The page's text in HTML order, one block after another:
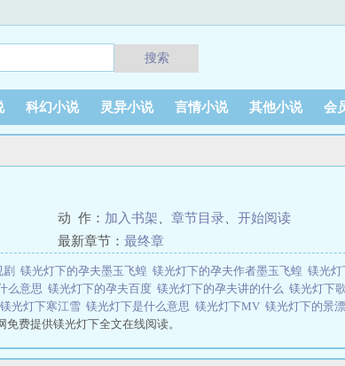
搜索
科幻小说 灵异小说 言情小说 其他小说 会
动 作： 加入书架 章节目录
开始阅读
最新章节： 最终章
剧 镁光灯下的孕夫墨玉飞蝗 镁光灯下的孕夫作者墨玉飞蝗 镁光灯
么意思 镁光灯下的孕夫百度 镁光灯下的孕夫讲的什么 镁光灯下
镁光灯下寒江雪 镁光灯下是什么意思 镁光灯下MV 镁光灯下的景
费提供镁光灯下全文在线阅读。